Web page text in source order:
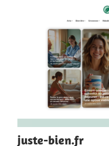
juste-bien.fr